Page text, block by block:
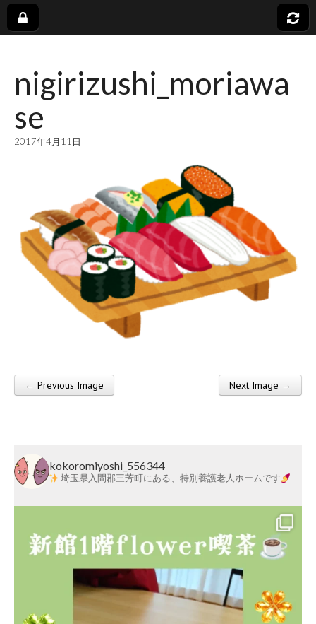
会
福
法
人
蓬
会
nigirizushi_moriawa
se
2017年4月11日
Post navigation
← Previous Image Next Image →
kokoromiyoshi_556344
埼玉県入間郡三芳町にある、特別養護老人ホームです